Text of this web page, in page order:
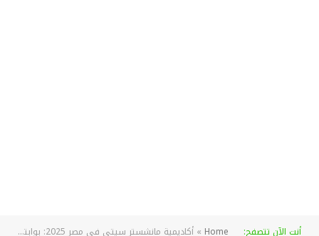
أنت الآن تتصفح: Home
» أكاديمية مانشستر سيتي في مصر 2025: بوابتك نحو الاحتراف العالمي في كرة القدم